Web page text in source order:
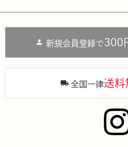
新規会員登録で300
全国一律送料